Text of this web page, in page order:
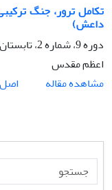
تکامل ترور، جنگ
داعش)
دوره 9، شماره 2، تابستان 1404، صفحه
اعظم مقدس
مشاهده مقاله